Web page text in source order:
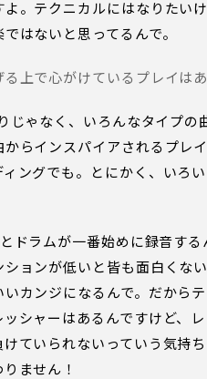
。テクニカルにはなりたい
はないと思ってるんで。
上で心がけているプレイは
じゃなく、いろんなタイプの
らインスパイアされるプレ
ングでも。とにかく、いろ
ドラムが一番始めに録音す
ョンが低いと皆も面白くな
カンジになるんで。だから
シャーはあるんですけど、
ていられないっていう気持
ません！